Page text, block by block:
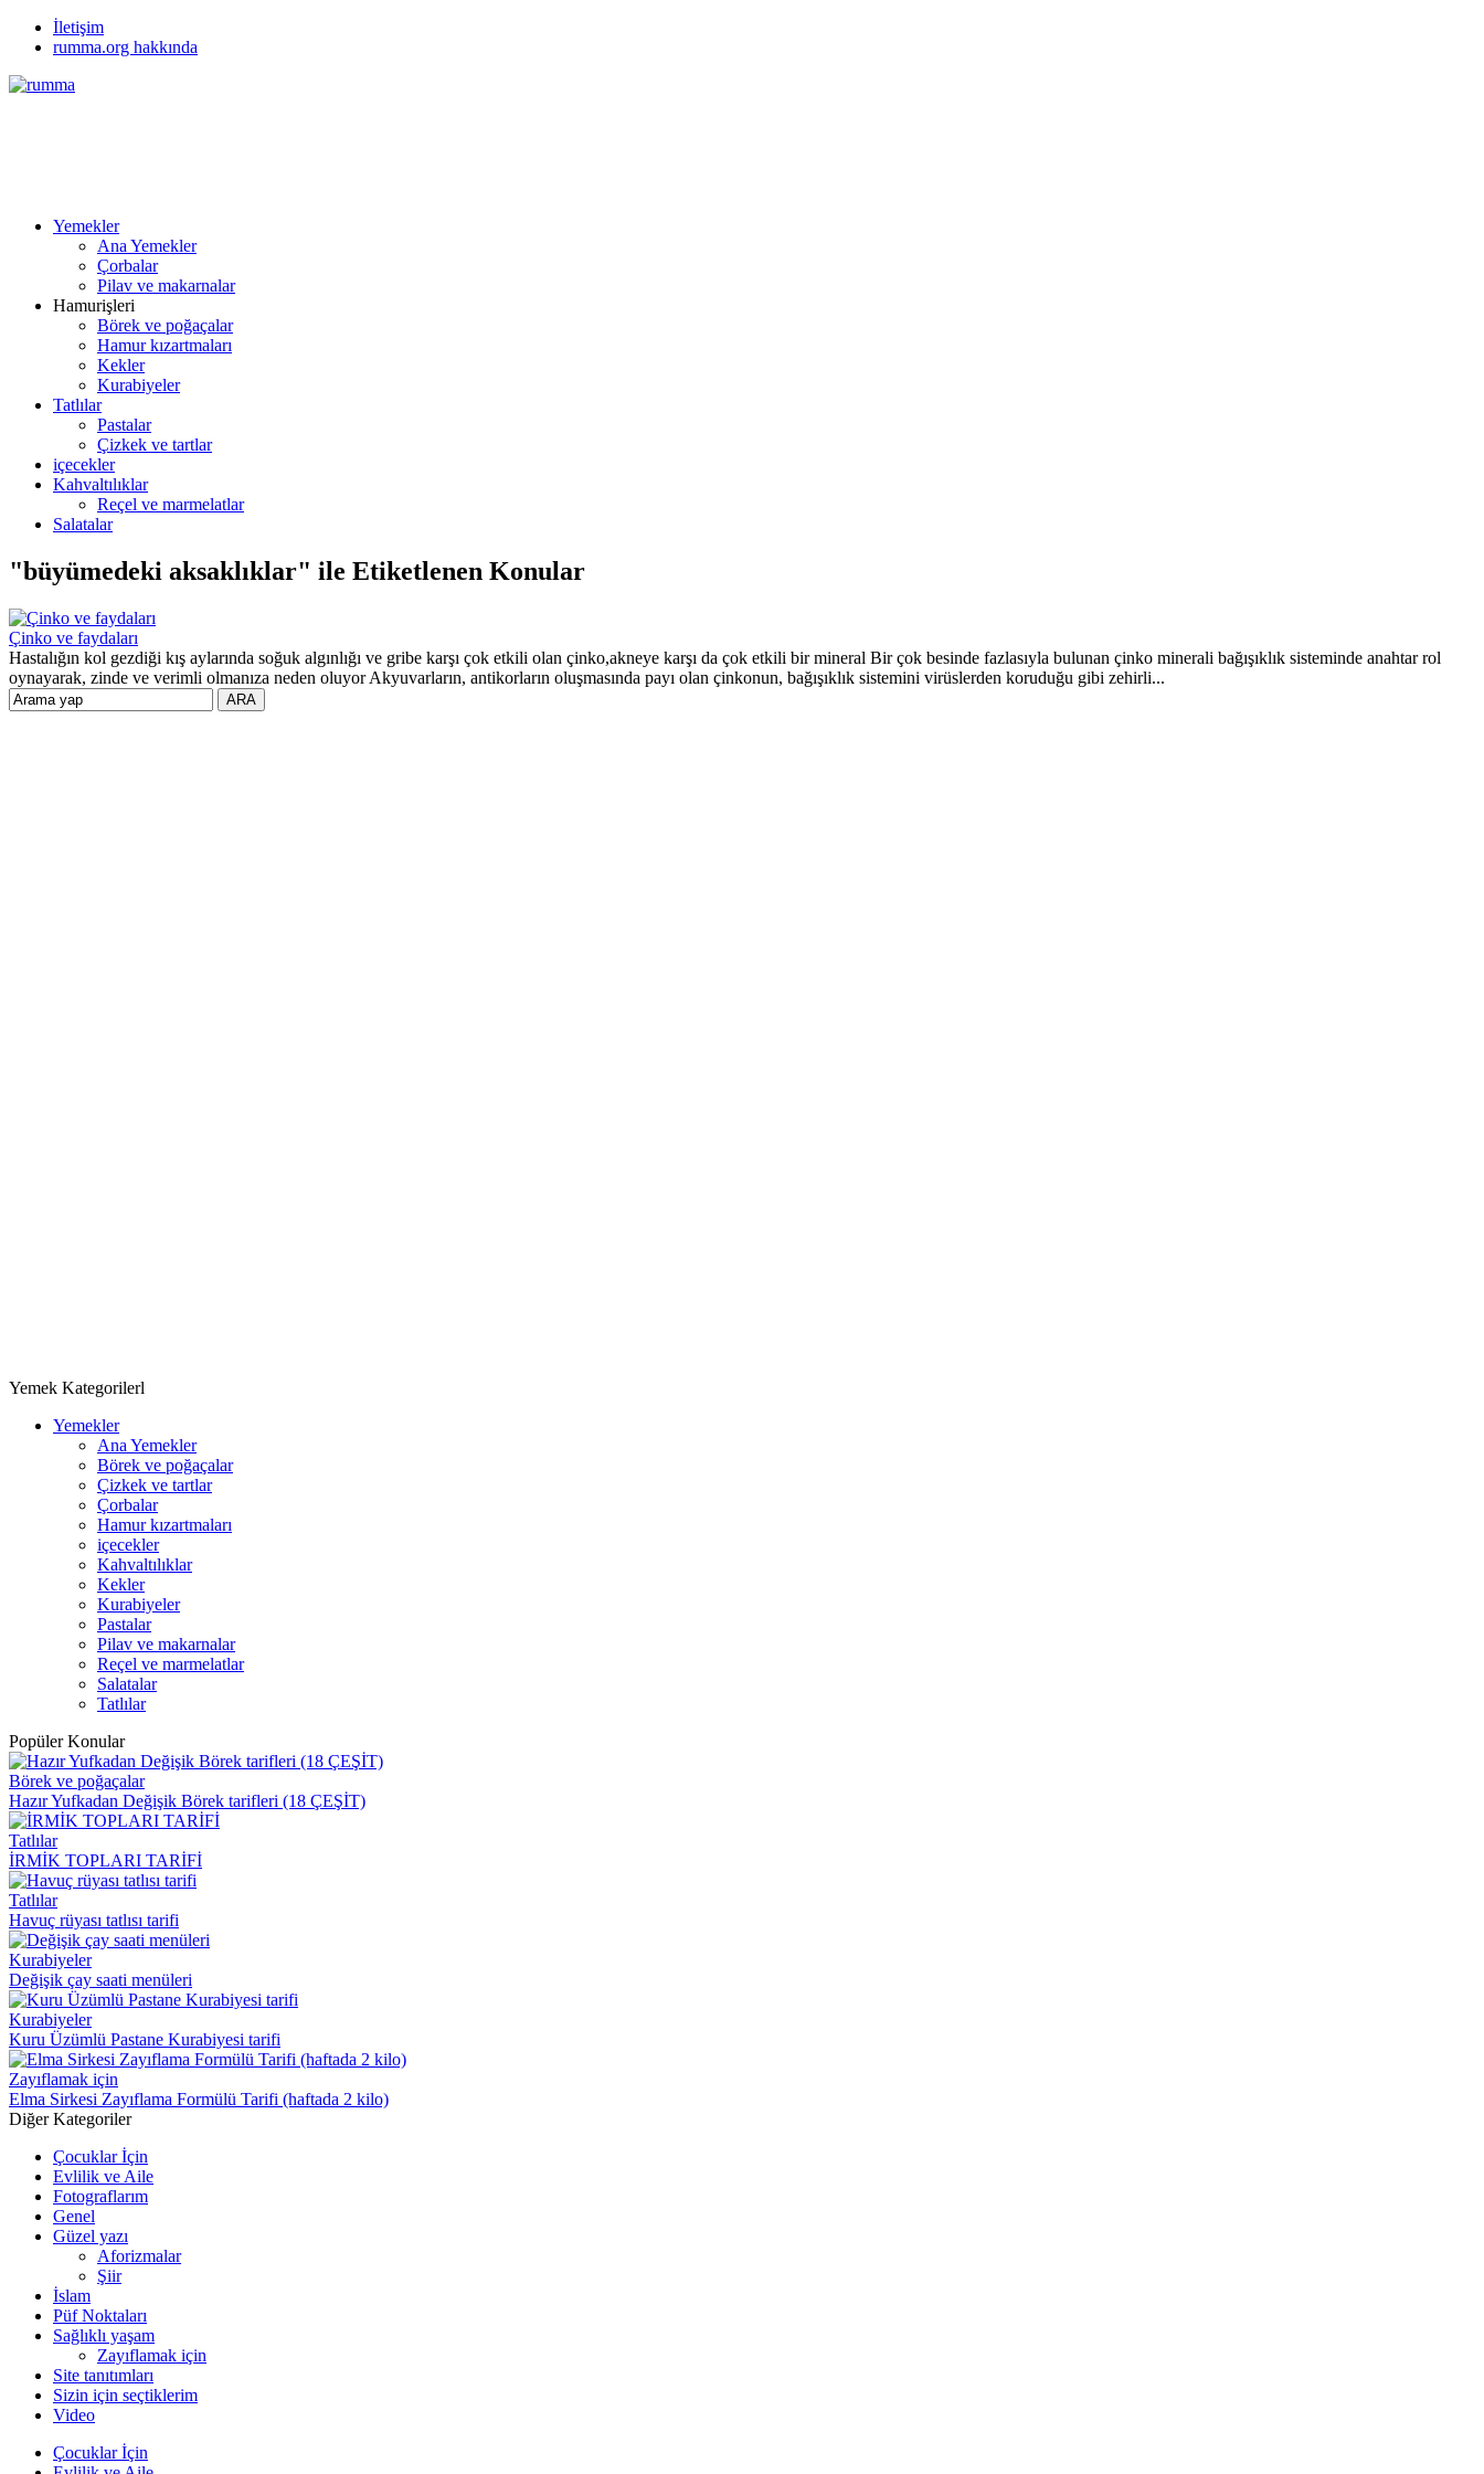
İletişim
rumma.org hakkında
Yemekler
Ana Yemekler
Çorbalar
Pilav ve makarnalar
Hamurişleri
Börek ve poğaçalar
Hamur kızartmaları
Kekler
Kurabiyeler
Tatlılar
Pastalar
Çizkek ve tartlar
içecekler
Kahvaltılıklar
Reçel ve marmelatlar
Salatalar
"büyümedeki aksaklıklar" ile Etiketlenen Konular
Çinko ve faydaları
Hastalığın kol gezdiği kış aylarında soğuk algınlığı ve gribe karşı çok etkili olan çinko,akneye karşı da çok etkili bir mineral Bir çok besinde fazlasıyla bulunan çinko minerali bağışıklık sisteminde anahtar rol
oynayarak, zinde ve verimli olmanıza neden oluyor Akyuvarların, antikorların oluşmasında payı olan çinkonun, bağışıklık sistemini virüslerden koruduğu gibi zehirli...
Yemek Kategorilerl
Yemekler
Ana Yemekler
Börek ve poğaçalar
Çizkek ve tartlar
Çorbalar
Hamur kızartmaları
içecekler
Kahvaltılıklar
Kekler
Kurabiyeler
Pastalar
Pilav ve makarnalar
Reçel ve marmelatlar
Salatalar
Tatlılar
Popüler Konular
Börek ve poğaçalar
Hazır Yufkadan Değişik Börek tarifleri (18 ÇEŞİT)
Tatlılar
İRMİK TOPLARI TARİFİ
Tatlılar
Havuç rüyası tatlısı tarifi
Kurabiyeler
Değişik çay saati menüleri
Kurabiyeler
Kuru Üzümlü Pastane Kurabiyesi tarifi
Zayıflamak için
Elma Sirkesi Zayıflama Formülü Tarifi (haftada 2 kilo)
Diğer Kategoriler
Çocuklar İçin
Evlilik ve Aile
Fotograflarım
Genel
Güzel yazı
Aforizmalar
Şiir
İslam
Püf Noktaları
Sağlıklı yaşam
Zayıflamak için
Site tanıtımları
Sizin için seçtiklerim
Video
Çocuklar İçin